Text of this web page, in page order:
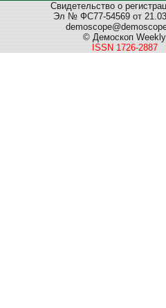
Свидетельство о
Эл № ФС77-54569 от
© Демоскоп Weekly
ISSN 1726-2887